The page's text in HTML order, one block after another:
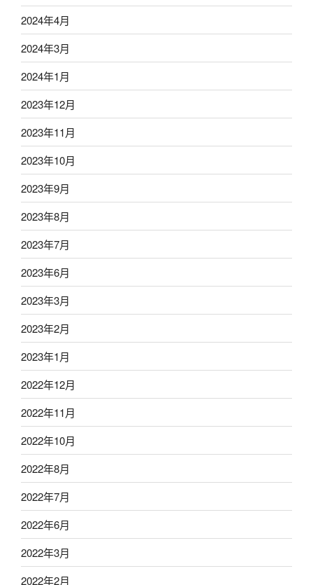
2024年4月
2024年3月
2024年1月
2023年12月
2023年11月
2023年10月
2023年9月
2023年8月
2023年7月
2023年6月
2023年3月
2023年2月
2023年1月
2022年12月
2022年11月
2022年10月
2022年8月
2022年7月
2022年6月
2022年3月
2022年2月